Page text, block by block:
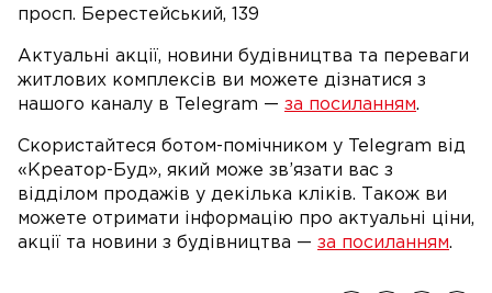
просп. Берестейський, 139
Актуальні акції, новини будівництва та переваги
житлових комплексів ви можете дізнатися з
нашого каналу в Telegram — за посиланням.
Скористайтеся ботом-помічником у Telegram від
«Креатор-Буд», який може зв’язати вас з
відділом продажів у декілька кліків. Також ви
можете отримати інформацію про актуальні ціни,
акції та новини з будівництва — за посиланням.